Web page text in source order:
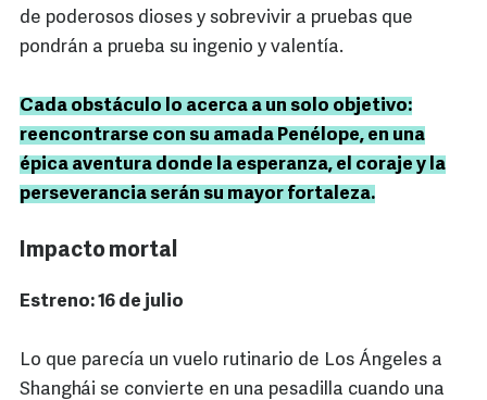
de poderosos dioses y sobrevivir a pruebas que
pondrán a prueba su ingenio y valentía.
Cada obstáculo lo acerca a un solo objetivo:
reencontrarse con su amada Penélope, en una
épica aventura donde la esperanza, el coraje y la
perseverancia serán su mayor fortaleza.
Impacto mortal
Estreno: 16 de julio
Lo que parecía un vuelo rutinario de Los Ángeles a
Shanghái se convierte en una pesadilla cuando una